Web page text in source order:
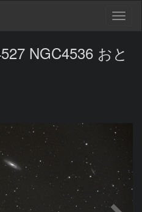
NGC4536 おと